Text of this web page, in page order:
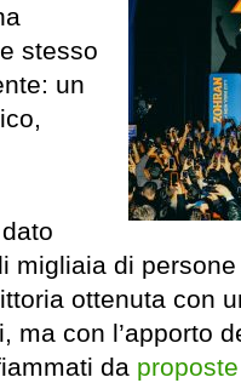
stesso
un
migliaia di
ottenuta con
ma con l’apporto
da